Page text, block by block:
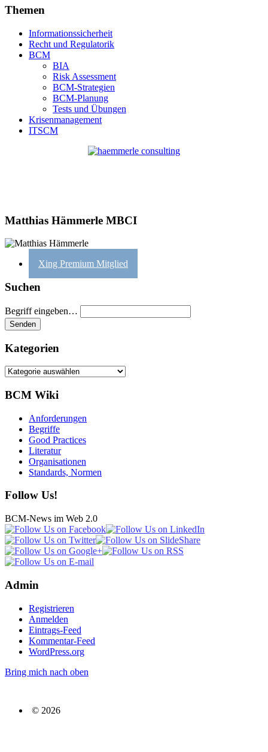
Themen
Informationssicherheit
Recht und Regulatorik
BCM
BIA
Risk Assessment
BCM-Strategien
BCM-Planung
Tests und Übungen
Krisenmanagement
ITSCM
Matthias Hämmerle MBCI
Xing Premium Mitglied
Suchen
Begriff eingeben…
Kategorien
Kategorien
BCM Wiki
Anforderungen
Begriffe
Good Practices
Literatur
Organisationen
Standards, Normen
Follow Us!
BCM-News im Web 2.0
Admin
Registrieren
Anmelden
Eintrags-Feed
Kommentar-Feed
WordPress.org
Bring mich nach oben
© 2026